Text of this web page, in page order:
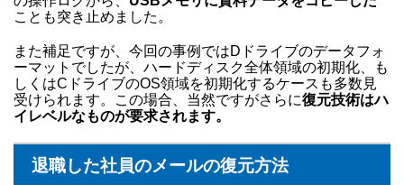
ことも突き止めました。
また補足ですが、今回の事例ではDドライブのデータフォ
ーマットでしたが、ハードディスク全体領域の初期化、も
しくはCドライブのOS領域を初期化するケースも多数見
受けられます。この場合、当然ですがさらに復元技術はハ
イレベルなものが要求されます。
退職した社員のメールの復元方法